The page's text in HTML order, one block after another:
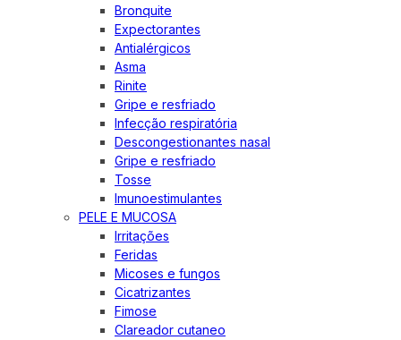
Bronquite
Expectorantes
Antialérgicos
Asma
Rinite
Gripe e resfriado
Infecção respiratória
Descongestionantes nasal
Gripe e resfriado
Tosse
Imunoestimulantes
PELE E MUCOSA
Irritações
Feridas
Micoses e fungos
Cicatrizantes
Fimose
Clareador cutaneo